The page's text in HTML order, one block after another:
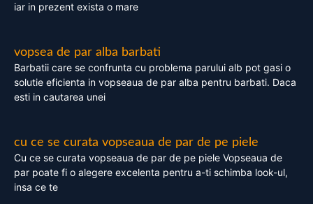
iar in prezent exista o mare
vopsea de par alba barbati
Barbatii care se confrunta cu problema parului alb pot gasi o
solutie eficienta in vopseaua de par alba pentru barbati. Daca
esti in cautarea unei
cu ce se curata vopseaua de par de pe piele
Cu ce se curata vopseaua de par de pe piele Vopseaua de
par poate fi o alegere excelenta pentru a-ti schimba look-ul,
insa ce te